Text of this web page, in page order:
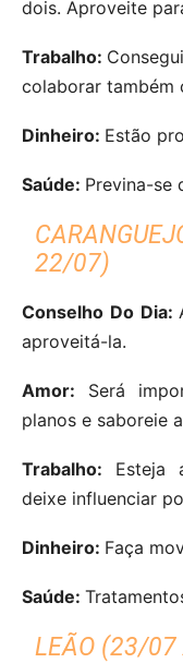
dois. Aproveite
Trabalho:
colaborar também
Dinheiro: Estão
Saúde: Previna-se
22/07)
Conselho Do Dia:
aproveitá-la.
Amor: Será
planos e saboreie
Trabalho: Esteja
deixe influenciar
Dinheiro: Faça
Saúde:
LEÃO (23/